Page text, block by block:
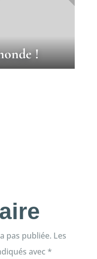
!
pas publiée. Les
avec *